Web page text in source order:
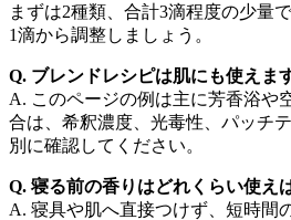
まずは2種類、合計3滴程度の少量
1滴から調整しましょう。
Q. ブレンドレシピは肌にも使えま
A. このページの例は主に芳香浴や
合は、希釈濃度、光毒性、パッチ
別に確認してください。
Q. 寝る前の香りはどれくらい使え
A. 寝具や肌へ直接つけず、短時間